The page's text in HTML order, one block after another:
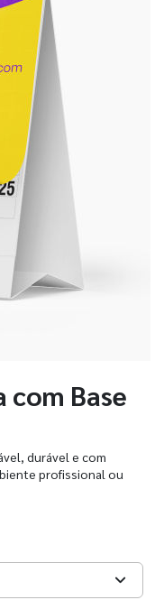
com Base
durável e com
profissional ou